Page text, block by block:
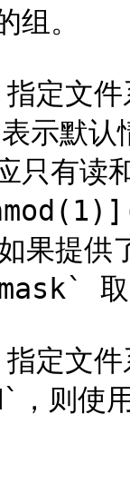
组。
文件系
默认
只有读
果提
取
文件系
则使